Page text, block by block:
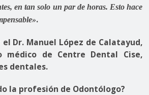
en tan solo un par de horas. Esto hace
.
Dr. Manuel López de Calatayud,
médico de Centre Dental Cise,
dentales.
la profesión de Odontólogo?